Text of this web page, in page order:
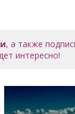
, а также
интересно!